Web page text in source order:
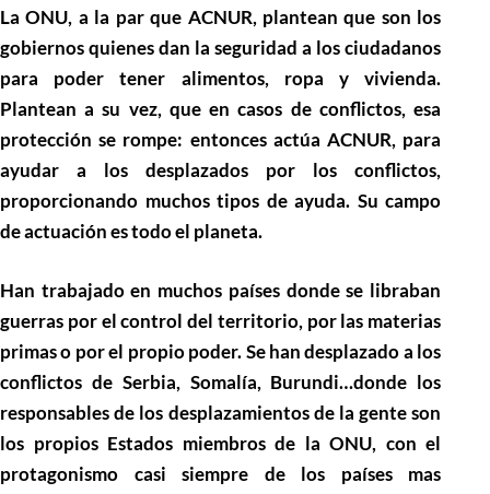
La ONU, a la par que ACNUR, plantean que son los
gobiernos quienes dan la seguridad a los ciudadanos
para poder tener alimentos, ropa y vivienda.
Plantean a su vez, que en casos de conflictos, esa
protección se rompe: entonces actúa ACNUR, para
ayudar a los desplazados por los conflictos,
proporcionando muchos tipos de ayuda. Su campo
de actuación es todo el planeta.
Han trabajado en muchos países donde se libraban
guerras por el control del territorio, por las materias
primas o por el propio poder. Se han desplazado a los
conflictos de Serbia, Somalía, Burundi…donde los
responsables de los desplazamientos de la gente son
los propios Estados miembros de la ONU, con el
protagonismo casi siempre de los países mas